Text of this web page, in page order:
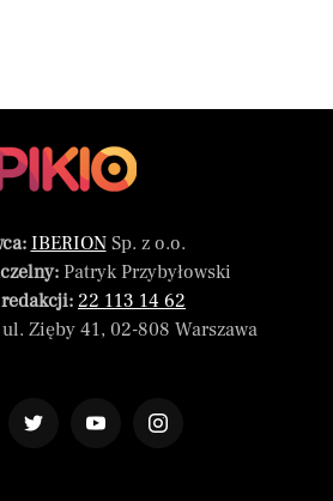
IBERIONSp. z o.o.
Patryk Przybyłowski
22 113 14 62
Zięby 41, 02-808 Warszawa